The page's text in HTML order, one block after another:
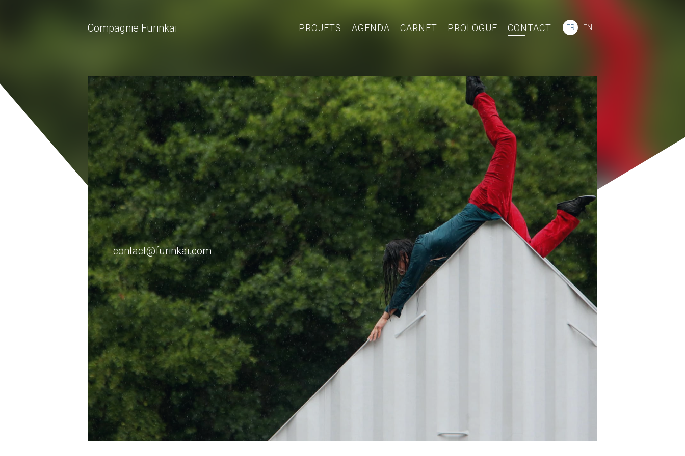
Compagnie Furinkaï PROJETS AGENDA CARNET PROLOGUE CONTACT FR EN
contact@furinkai.com